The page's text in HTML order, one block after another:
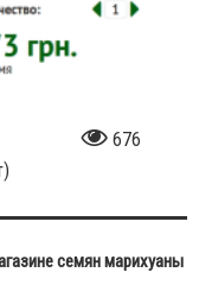
676
семян марихуаны